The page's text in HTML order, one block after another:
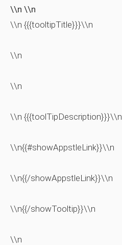
\\n \\n
\\n {{{tooltipTitle}}}\\n
\\n
\\n
\\n {{{toolTipDescription}}}\\n
\\n{{#showAppstleLink}}\\n
\\n{{/showAppstleLink}}\\n
\\n{{/showTooltip}}\\n
\\n